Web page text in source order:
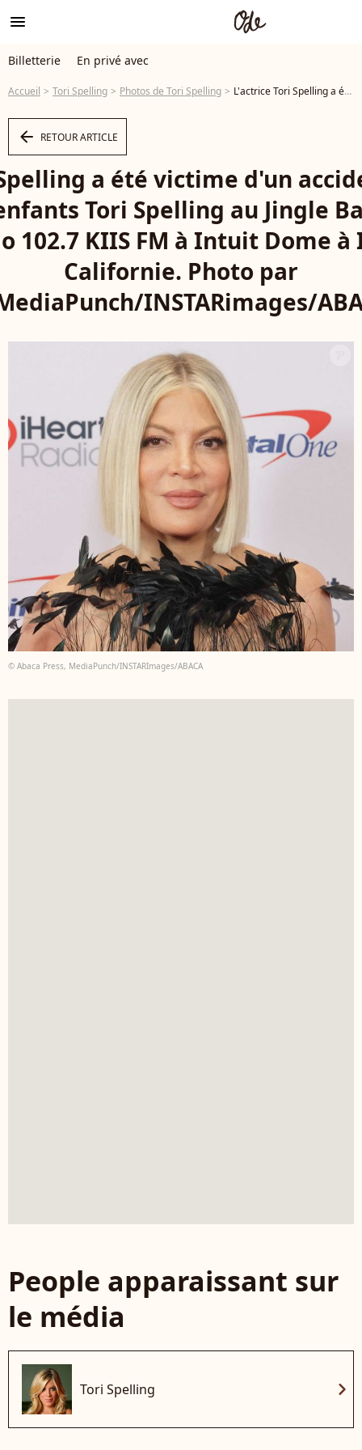
menu
Billetterie En privé avec
Accueil Tori Spelling Photos de Tori Spelling L'actrice Tori Spelling a été victime d'un accident de voiture avec ses enfants Tori Spelling au Jingle Ball 2025 de iHeartRadio 102.7 KIIS FM à Intuit Dome à Inglewood, Californie. Photo par imageSPACE/MediaPunch/INSTARimages/ABACAPRESS.COM - Photo
arrow_left RETOUR ARTICLE
a été victime d'un
Tori Spelling au Jingle
102.7 KIIS FM à Intuit Dome
Californie. Photo par
INSTARimages/
© Abaca Press, MediaPunch/INSTARImages/ABACA
People apparaissant sur
le média
Tori Spelling chevron_right